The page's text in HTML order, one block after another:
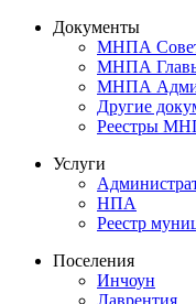
Документы
МНПА
МНПА
МНПА
Другие
Реестры
Услуги
НПА
Реестр
Поселения
Инчоун
Лаврентия